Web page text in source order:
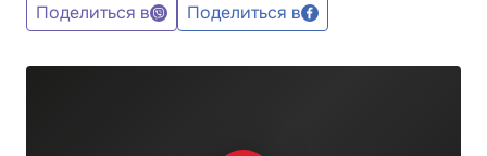
Поделиться в
Поделиться в